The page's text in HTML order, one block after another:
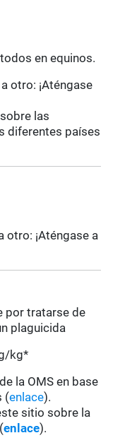
en equinos.
otro: ¡Aténgase
las
diferentes países
otro: ¡Aténgase a
por tratarse de
plaguicida
kg*
la OMS en base
(enlace).
sitio sobre la
(enlace).